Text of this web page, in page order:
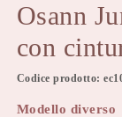
Osann
con
Codice prodotto:
Modello diverso